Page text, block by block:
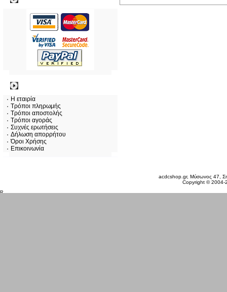
Η εταιρία
Τρόποι πληρωμής
Τρόποι αποστολής
Τρόποι αγοράς
Συχνές ερωτήσεις
Δήλωση απορρήτου
Όροι Χρήσης
Επικοινωνία
acdcshop.gr, Μύσωνος 47,
Copyright ©